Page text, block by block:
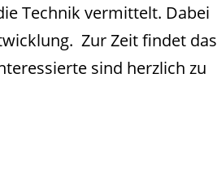
Technik vermittelt. Dabei
Zur Zeit findet das
sind herzlich zu